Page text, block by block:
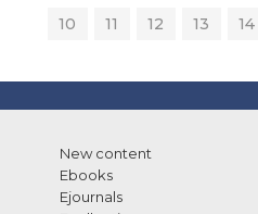
10 11 12 13 14
New content
Ebooks
Ejournals